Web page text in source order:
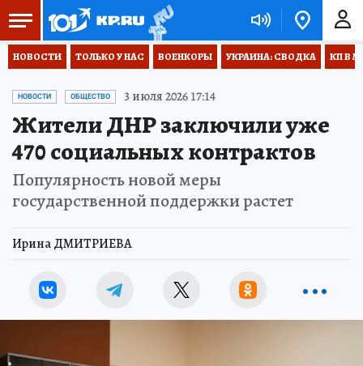
НОВОСТИ ТОЛЬКО У НАС ВОЕНКОРЫ УКРАИНА: СВОДКА КП В
НОВОСТИ ОБЩЕСТВО 3 июля 2026 17:14
Жители ДНР заключили уже
470 социальных контрактов
Популярность новой меры
государственной поддержки растет
Ирина ДМИТРИЕВА